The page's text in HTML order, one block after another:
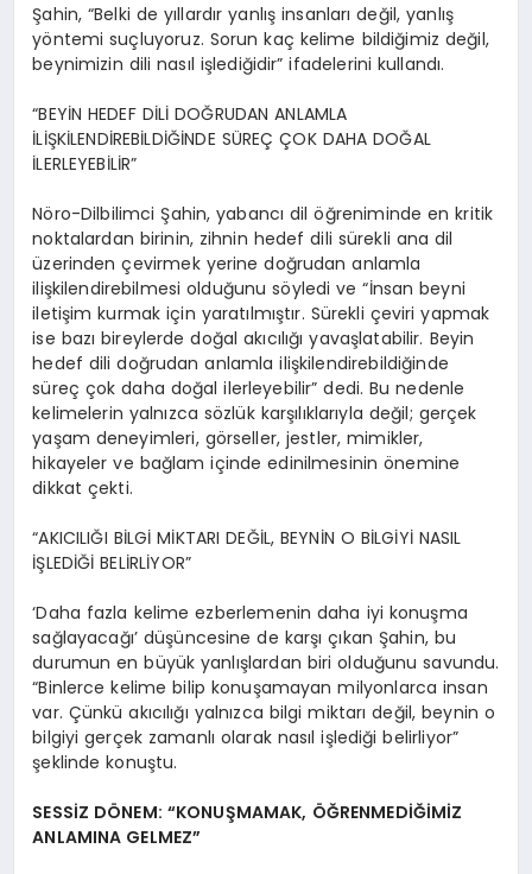
Şahin, “Belki de yıllardır yanlış insanları değil, yanlış
yöntemi suçluyoruz. Sorun kaç kelime bildiğimiz değil,
beynimizin dili nasıl işlediğidir” ifadelerini kullandı.
“BEYİN HEDEF DİLİ DOĞRUDAN ANLAMLA
İLİŞKİLENDİREBİLDİĞİNDE SÜREÇ ÇOK DAHA DOĞAL
İLERLEYEBİLİR”
Nöro-Dilbilimci Şahin, yabancı dil öğreniminde en kritik
noktalardan birinin, zihnin hedef dili sürekli ana dil
üzerinden çevirmek yerine doğrudan anlamla
ilişkilendirebilmesi olduğunu söyledi ve “İnsan beyni
iletişim kurmak için yaratılmıştır. Sürekli çeviri yapmak
ise bazı bireylerde doğal akıcılığı yavaşlatabilir. Beyin
hedef dili doğrudan anlamla ilişkilendirebildiğinde
süreç çok daha doğal ilerleyebilir” dedi. Bu nedenle
kelimelerin yalnızca sözlük karşılıklarıyla değil; gerçek
yaşam deneyimleri, görseller, jestler, mimikler,
hikayeler ve bağlam içinde edinilmesinin önemine
dikkat çekti.
“AKICILIĞI BİLGİ MİKTARI DEĞİL, BEYNİN O BİLGİYİ NASIL
İŞLEDİĞİ BELİRLİYOR”
‘Daha fazla kelime ezberlemenin daha iyi konuşma
sağlayacağı’ düşüncesine de karşı çıkan Şahin, bu
durumun en büyük yanlışlardan biri olduğunu savundu.
“Binlerce kelime bilip konuşamayan milyonlarca insan
var. Çünkü akıcılığı yalnızca bilgi miktarı değil, beynin o
bilgiyi gerçek zamanlı olarak nasıl işlediği belirliyor”
şeklinde konuştu.
SESSİZ DÖNEM: “KONUŞMAMAK, ÖĞRENMEDİĞİMİZ
ANLAMINA GELMEZ”